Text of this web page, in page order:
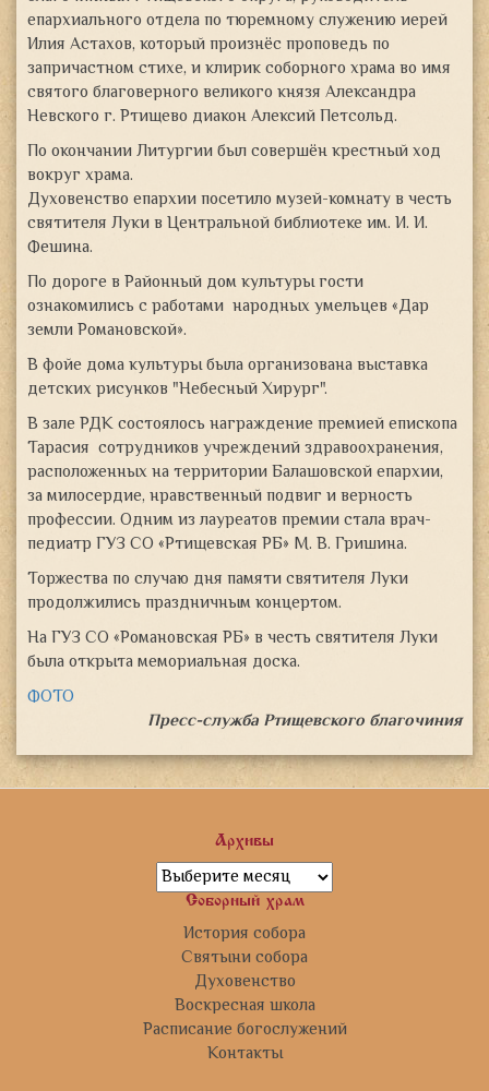
епархиального отдела по тюремному служению иерей
Илия Астахов, который произнёс проповедь по
запричастном стихе, и клирик соборного храма во имя
святого благоверного великого князя Александра
Невского г. Ртищево диакон Алексий Петсольд.
По окончании Литургии был совершён крестный ход
вокруг храма.
Духовенство епархии посетило музей-комнату в честь
святителя Луки в Центральной библиотеке им. И. И.
Фешина.
По дороге в Районный дом культуры гости
ознакомились с работами народных умельцев «Дар
земли Романовской».
В фойе дома культуры была организована выставка
детских рисунков "Небесный Хирург".
В зале РДК состоялось награждение премией епископа
Тарасия сотрудников учреждений здравоохранения,
расположенных на территории Балашовской епархии,
за милосердие, нравственный подвиг и верность
профессии. Одним из лауреатов премии стала врач-
педиатр ГУЗ СО «Ртищевская РБ» М. В. Гришина.
Торжества по случаю дня памяти святителя Луки
продолжились праздничным концертом.
На ГУЗ СО «Романовская РБ» в честь святителя Луки
была открыта мемориальная доска.
ФОТО
Пресс-служба Ртищевского благочиния
Архивы
Архивы
Соборный храм
История собора
Святыни собора
Духовенство
Воскресная школа
Расписание богослужений
Контакты